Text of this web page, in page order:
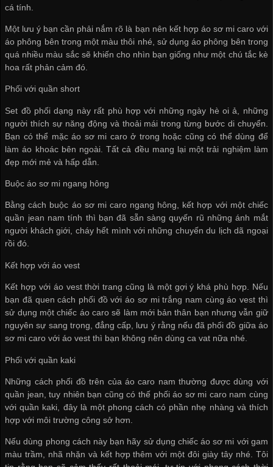
cá tính.
Một lưu ý bạn cần phải nắm rõ là bạn nên kết hợp áo sơ mi caro với
áo phông bên trong một màu thôi nhé, sử dụng áo phông bên trong
quá nhiều màu sắc sẽ khiến cho nhìn bạn giống như một chú tắc kè
hoa rất phản cảm đó.
Phối với quần short
Set đồ phối dạng này rất phù hợp với những ngày hè oi ả, những
người thích sự năng động và thoải mái trong từng bước di chuyển.
Bạn có thể mặc áo sơ mi caro ở trong hoặc cũng có thể dùng để
làm áo khoác bên ngoài. Tất cả đều mang lại một trải nghiệm làm
đẹp mới mẻ và hấp dẫn.
Buộc áo sơ mi ngang hông
Bằng cách buộc áo sơ mi caro ngang hông, kết hợp với một chiếc
quần jean nam tính thì bạn đã sẵn sàng quyến rũ những ánh mắt
người khách giới, cháy hết mình với những chuyến du lịch dã ngoại
rồi đó.
Kết hợp với áo vest
Kết hợp với áo vest thời trang cũng là một gợi ý khá phù hợp. Nếu
bạn đã quen cách phối đồ với áo sơ mi trắng nam cùng áo vest thì
sử dụng một chiếc áo caro sẽ làm mới bản thân bạn nhưng vẫn giữ
nguyên sự sang trọng, đẳng cấp, lưu ý rằng nếu đã phối đồ giữa áo
sơ mi caro với áo vest thì bạn không nên dùng ca vat nữa nhé.
Phối với quần kaki
Những cách phối đồ trên của áo caro nam thường được dùng với
quần jean, tuy nhiên bạn cũng có thế phối áo sơ mi caro nam cùng
với quần kaki, đây là một phong cách có phần nhẹ nhàng và thích
hợp với môi trường công sở hơn.
Nếu dùng phong cách này bạn hãy sử dụng chiếc áo sơ mi với gam
màu trầm, nhã nhặn và kết hợp thêm với một đôi giày tây nhé. Tôi